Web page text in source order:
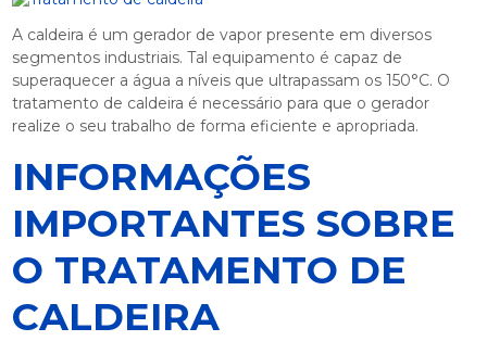
A caldeira é um gerador de vapor presente em diversos
segmentos industriais. Tal equipamento é capaz de
superaquecer a água a níveis que ultrapassam os 150°C. O
tratamento de caldeira é necessário para que o gerador
realize o seu trabalho de forma eficiente e apropriada.
INFORMAÇÕES
IMPORTANTES SOBRE
O TRATAMENTO DE
CALDEIRA